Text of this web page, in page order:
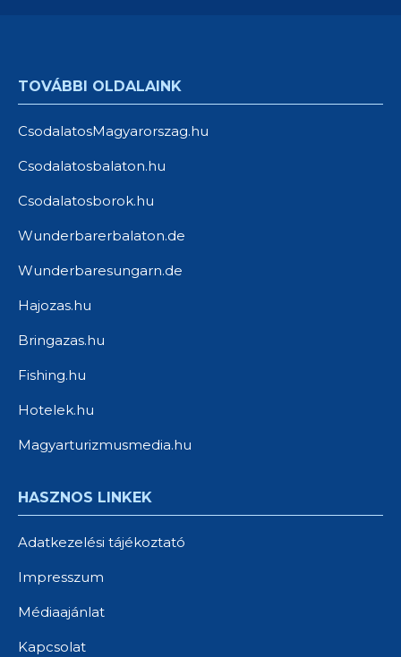
TOVÁBBI OLDALAINK
CsodalatosMagyarorszag.hu
Csodalatosbalaton.hu
Csodalatosborok.hu
Wunderbarerbalaton.de
Wunderbaresungarn.de
Hajozas.hu
Bringazas.hu
Fishing.hu
Hotelek.hu
Magyarturizmusmedia.hu
HASZNOS LINKEK
Adatkezelési tájékoztató
Impresszum
Médiaajánlat
Kapcsolat